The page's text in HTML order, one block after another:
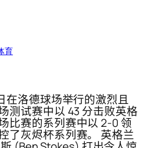
育
在洛德球场举行的激烈且
测试赛中以 43 分击败英格
比赛的系列赛中以 2-0 领
了灰烬杯系列赛。 英格兰